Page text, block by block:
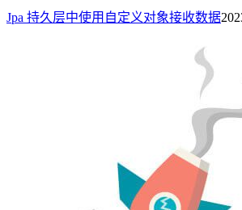
Jpa 持久层中使用自定义对象接收数据